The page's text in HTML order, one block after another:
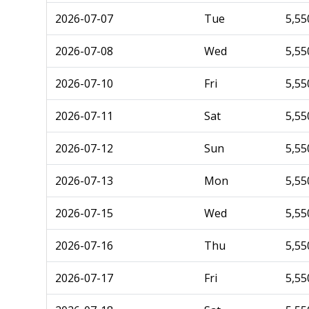
2026-07-07 Tue
2026-07-08 Wed
2026-07-10 Fri
2026-07-11 Sat
2026-07-12 Sun
2026-07-13 Mon
2026-07-15 Wed
2026-07-16 Thu
2026-07-17 Fri